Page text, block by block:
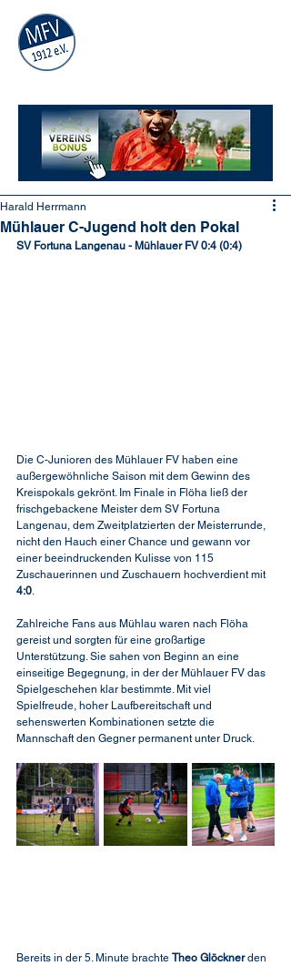
Mühlauer C-Jugend holt den Pokal
Harald Herrmann
SV Fortuna Langenau - Mühlauer FV 0:4 (0:4)
Die C-Junioren des Mühlauer FV haben eine
außergewöhnliche Saison mit dem Gewinn des
Kreispokals gekrönt. Im Finale in Flöha ließ der
frischgebackene Meister dem SV Fortuna
Langenau, dem Zweitplatzierten der Meisterrunde,
nicht den Hauch einer Chance und gewann vor
einer beeindruckenden Kulisse von 115
Zuschauerinnen und Zuschauern hochverdient mit
4:0
Zahlreiche Fans aus Mühlau waren nach Flöha
gereist und sorgten für eine großartige
Unterstützung. Sie sahen von Beginn an eine
einseitige Begegnung, in der der Mühlauer FV das
Spielgeschehen klar bestimmte. Mit viel
Spielfreude, hoher Laufbereitschaft und
sehenswerten Kombinationen setzte die
Mannschaft den Gegner permanent unter Druck.
Bereits in der 5. Minute brachte Theo Glöckner den